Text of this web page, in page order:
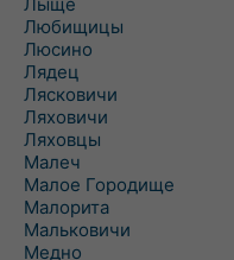
Любищицы
Люсино
Лядец
Лясковичи
Ляховичи
Ляховцы
Малеч
Малое Городище
Малорита
Мальковичи
Медно